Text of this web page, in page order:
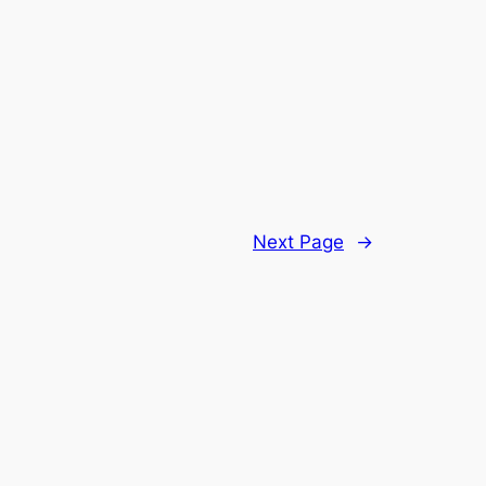
Next Page →